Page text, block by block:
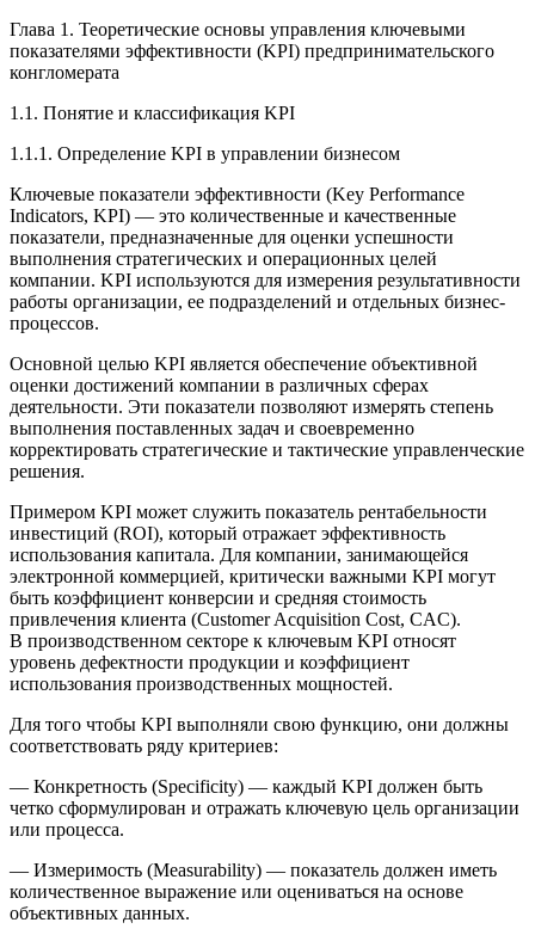
Глава 1. Теоретические основы управления ключевыми
показателями эффективности (KPI) предпринимательского
конгломерата
1.1. Понятие и классификация KPI
1.1.1. Определение KPI в управлении бизнесом
Ключевые показатели эффективности (Key Performance
Indicators, KPI) — это количественные и качественные
показатели, предназначенные для оценки успешности
выполнения стратегических и операционных целей
компании. KPI используются для измерения результативности
работы организации, ее подразделений и отдельных бизнес-
процессов.
Основной целью KPI является обеспечение объективной
оценки достижений компании в различных сферах
деятельности. Эти показатели позволяют измерять степень
выполнения поставленных задач и своевременно
корректировать стратегические и тактические управленческие
решения.
Примером KPI может служить показатель рентабельности
инвестиций (ROI), который отражает эффективность
использования капитала. Для компании, занимающейся
электронной коммерцией, критически важными KPI могут
быть коэффициент конверсии и средняя стоимость
привлечения клиента (Customer Acquisition Cost, CAC).
В производственном секторе к ключевым KPI относят
уровень дефектности продукции и коэффициент
использования производственных мощностей.
Для того чтобы KPI выполняли свою функцию, они должны
соответствовать ряду критериев:
— Конкретность (Specificity) — каждый KPI должен быть
четко сформулирован и отражать ключевую цель организации
или процесса.
— Измеримость (Measurability) — показатель должен иметь
количественное выражение или оцениваться на основе
объективных данных.